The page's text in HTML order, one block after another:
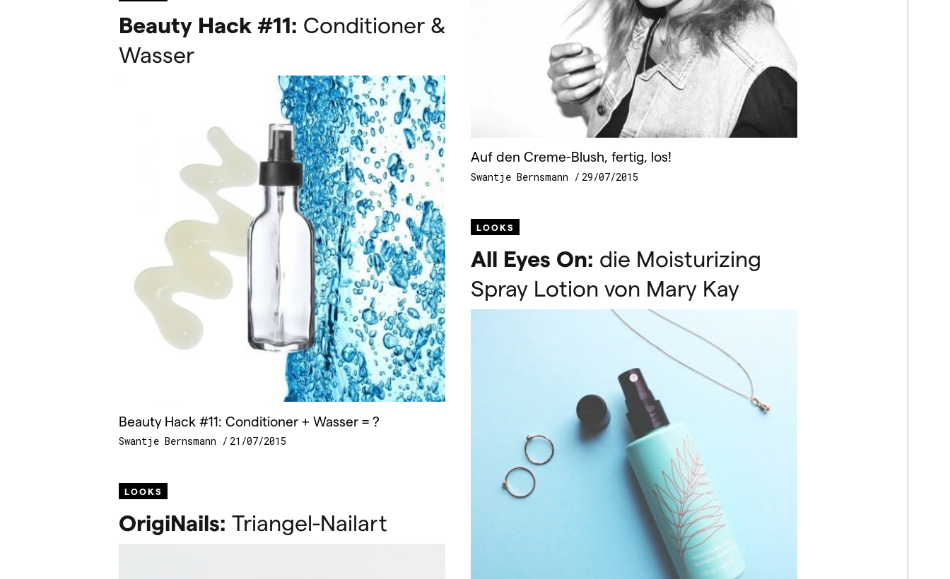
Auf den Creme-Blush, fertig, los!
Swantje Bernsmann 29/07/2015
Beauty Hack #11: Conditioner &
Wasser
Beauty Hack #11: Conditioner + Wasser = ?
Swantje Bernsmann 21/07/2015
LOOKS
All Eyes On: die Moisturizing
Spray Lotion von Mary Kay
LOOKS
OrigiNails: Triangel-Nailart